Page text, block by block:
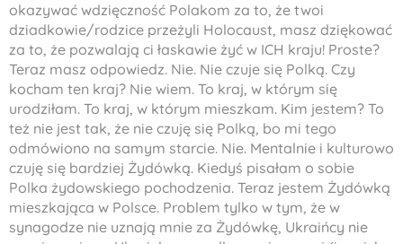
okazywać wdzięczność Polakom za to, że twoi
dziadkowie/rodzice przeżyli Holocaust, masz dziękować
za to, że pozwalają ci łaskawie żyć w ICH kraju! Proste?
Teraz masz odpowiedz. Nie. Nie czuje się Polką. Czy
kocham ten kraj? Nie wiem. To kraj, w którym się
urodziłam. To kraj, w którym mieszkam. Kim jestem? To
też nie jest tak, że nie czuję się Polką, bo mi tego
odmówiono na samym starcie. Nie. Mentalnie i kulturowo
czuję się bardziej Żydówką. Kiedyś pisałam o sobie
Polka żydowskiego pochodzenia. Teraz jestem Żydówką
mieszkająca w Polsce. Problem tylko w tym, że w
synagodze nie uznają mnie za Żydówkę, Ukraińcy nie